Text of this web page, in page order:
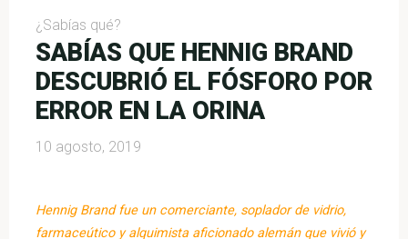
¿Sabías qué?
SABÍAS QUE HENNIG BRAND
DESCUBRIÓ EL FÓSFORO POR
ERROR EN LA ORINA
10 agosto, 2019
Hennig Brandfue un comerciante, soplador de vidrio,
farmaceútico y alquimista aficionado alemán que vivió y